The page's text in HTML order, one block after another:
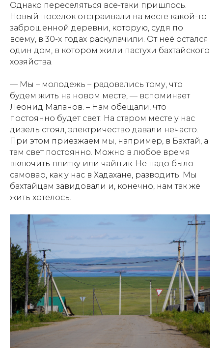
Однако переселяться все-таки пришлось.
Новый поселок отстраивали на месте какой-то
заброшенной деревни, которую, судя по
всему, в 30-х годах раскулачили. От неё остался
один дом, в котором жили пастухи бахтайского
хозяйства.
— Мы – молодежь – радовались тому, что
будем жить на новом месте, — вспоминает
Леонид Маланов. – Нам обещали, что
постоянно будет свет. На старом месте у нас
дизель стоял, электричество давали нечасто.
При этом приезжаем мы, например, в Бахтай, а
там свет постоянно. Можно в любое время
включить плитку или чайник. Не надо было
самовар, как у нас в Хадахане, разводить. Мы
бахтайцам завидовали и, конечно, нам так же
жить хотелось.